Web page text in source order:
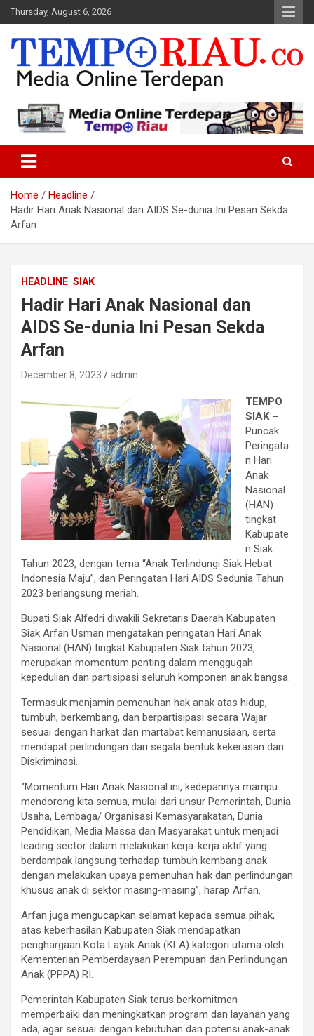
Skip
to
content
Thursday, August 6, 2026
Tempo Riau
Home
Headline
Hadir Hari Anak Nasional dan AIDS Se-dunia Ini Pesan Sekda
Arfan
HEADLINE SIAK
Hadir Hari Anak Nasional dan
AIDS Se-dunia Ini Pesan Sekda
Arfan
December 8, 2023 admin
TEMPO
SIAK –
Puncak
Peringata
n Hari
Anak
Nasional
(HAN)
tingkat
Kabupate
n Siak
Tahun 2023, dengan tema “Anak Terlindungi Siak Hebat
Indonesia Maju”, dan Peringatan Hari AIDS Sedunia Tahun
2023 berlangsung meriah.
Bupati Siak Alfedri diwakili Sekretaris Daerah Kabupaten
Siak Arfan Usman mengatakan peringatan Hari Anak
Nasional (HAN) tingkat Kabupaten Siak tahun 2023,
merupakan momentum penting dalam menggugah
kepedulian dan partisipasi seluruh komponen anak bangsa.
Termasuk menjamin pemenuhan hak anak atas hidup,
tumbuh, berkembang, dan berpartisipasi secara Wajar
sesuai dengan harkat dan martabat kemanusiaan, serta
mendapat perlindungan dari segala bentuk kekerasan dan
Diskriminasi.
“Momentum Hari Anak Nasional ini, kedepannya mampu
mendorong kita semua, mulai dari unsur Pemerintah, Dunia
Usaha, Lembaga/ Organisasi Kemasyarakatan, Dunia
Pendidikan, Media Massa dan Masyarakat untuk menjadi
leading sector dalam melakukan kerja-kerja aktif yang
berdampak langsung terhadap tumbuh kembang anak
dengan melakukan upaya pemenuhan hak dan perlindungan
khusus anak di sektor masing-masing”, harap Arfan.
Arfan juga mengucapkan selamat kepada semua pihak,
atas keberhasilan Kabupaten Siak mendapatkan
penghargaan Kota Layak Anak (KLA) kategori utama oleh
Kementerian Pemberdayaan Perempuan dan Perlindungan
Anak (PPPA) RI.
Pemerintah Kabupaten Siak terus berkomitmen
memperbaiki dan meningkatkan program dan layanan yang
ada, agar sesuai dengan kebutuhan dan potensi anak-anak